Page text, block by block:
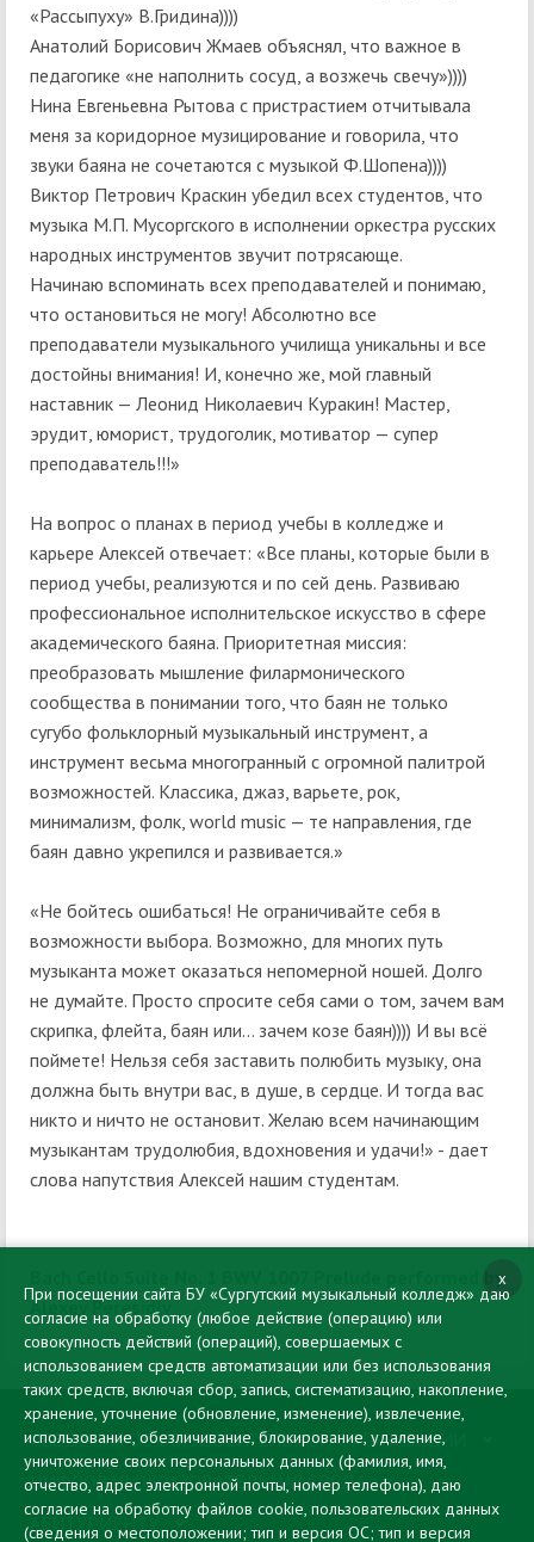
«Рассыпуху» В.Гридина))))
Анатолий Борисович Жмаев объяснял, что важное в
педагогике «не наполнить сосуд, а возжечь свечу»))))
Нина Евгеньевна Рытова с пристрастием отчитывала
меня за коридорное музицирование и говорила, что
звуки баяна не сочетаются с музыкой Ф.Шопена))))
Виктор Петрович Краскин убедил всех студентов, что
музыка М.П. Мусоргского в исполнении оркестра русских
народных инструментов звучит потрясающе.
Начинаю вспоминать всех преподавателей и понимаю,
что остановиться не могу! Абсолютно все
преподаватели музыкального училища уникальны и все
достойны внимания! И, конечно же, мой главный
наставник — Леонид Николаевич Куракин! Мастер,
эрудит, юморист, трудоголик, мотиватор — супер
преподаватель!!!»
На вопрос о планах в период учебы в колледже и
карьере Алексей отвечает: «Все планы, которые были в
период учебы, реализуются и по сей день. Развиваю
профессиональное исполнительское искусство в сфере
академического баяна. Приоритетная миссия:
преобразовать мышление филармонического
сообщества в понимании того, что баян не только
сугубо фольклорный музыкальный инструмент, а
инструмент весьма многогранный с огромной палитрой
возможностей. Классика, джаз, варьете, рок,
минимализм, фолк, world music — те направления, где
баян давно укрепился и развивается.»
«Не бойтесь ошибаться! Не ограничивайте себя в
возможности выбора. Возможно, для многих путь
музыканта может оказаться непомерной ношей. Долго
не думайте. Просто спросите себя сами о том, зачем вам
скрипка, флейта, баян или… зачем козе баян)))) И вы всё
поймете! Нельзя себя заставить полюбить музыку, она
должна быть внутри вас, в душе, в сердце. И тогда вас
никто и ничто не остановит. Желаю всем начинающим
музыкантам трудолюбия, вдохновения и удачи!» - дает
слова напутствия Алексей нашим студентам.
Bach Cello Suite No. 1 BWV 1007 Prelude performed by
Alexey Peresidly
СВЕДЕНИЯ ОБ ОБРАЗОВАТЕЛЬНОЙ ОРГАНИЗАЦИИ
ЦИФРОВАЯ ОБРАЗОВАТЕЛЬНАЯ СРЕДА
АБИТУРИЕНТУ
x
При посещении сайта БУ «Сургутский музыкальный колледж» даю
согласие на обработку (любое действие (операцию) или
совокупность действий (операций), совершаемых с
использованием средств автоматизации или без использования
таких средств, включая сбор, запись, систематизацию, накопление,
хранение, уточнение (обновление, изменение), извлечение,
использование, обезличивание, блокирование, удаление,
уничтожение своих персональных данных (фамилия, имя,
отчество, адрес электронной почты, номер телефона), даю
согласие на обработку файлов cookie, пользовательских данных
(сведения о местоположении; тип и версия ОС; тип и версия